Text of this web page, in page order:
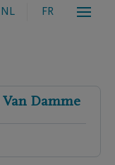
NL FR
Van Damme